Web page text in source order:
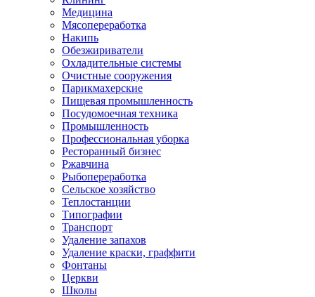
Медицина
Мясопереработка
Накипь
Обезжириватели
Охладительные системы
Очистные сооружения
Парикмахерские
Пищевая промышленность
Посудомоечная техника
Промышленность
Профессиональная уборка
Ресторанный бизнес
Ржавчина
Рыбопереработка
Сельское хозяйство
Теплостанции
Типографии
Транспорт
Удаление запахов
Удаление краски, граффити
Фонтаны
Церкви
Школы